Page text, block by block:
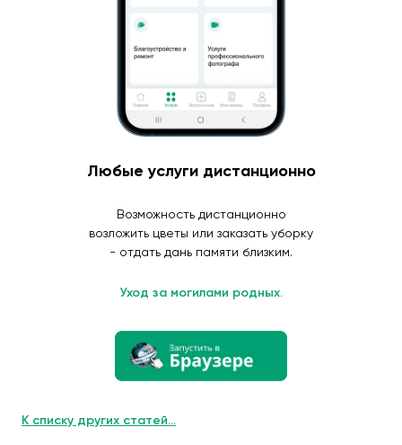
Любые услуги дистанционно
Возможность дистанционно
возложить цветы или заказать уборку
- отдать дань памяти близким.
Уход за могилами родных.
К списку других статей...